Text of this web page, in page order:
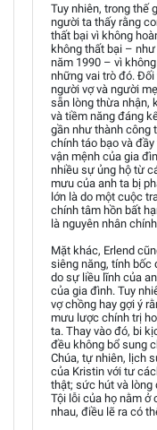
Tuy nhiên, trong thế
người ta thấy rằng
thất bại vì không
không thất bại –
năm 1990 – vì
những vai trò đó.
người vợ và người
sẵn lòng thừa nhận,
và tiềm năng đáng
gần như thành công
chính táo bạo và
vận mệnh của gia
nhiều sự ủng hộ từ
mưu của anh ta bị
lớn là do một cuộc
chính tâm hồn bất
là nguyên nhân
Mặt khác, Erlend
siêng năng, tính bốc
do sự liều lĩnh của
của gia đình. Tuy
vợ chồng hay gợi ý
mưu lược chính trị
ta. Thay vào đó, bi
đều không bổ sung
Chúa, tự nhiên, lịch
của Kristin với tư
thật; sức hút và lòng
Tội lỗi của họ nằm ở
nhau, điều lẽ ra có